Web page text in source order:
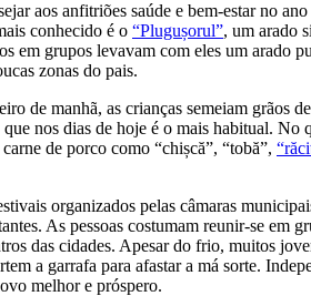
aos anfitriões saúde e bem-estar no
conhecido é o “Plugușorul”, um arado
em grupos levavam com eles um arado
zonas do pais.
de manhã, as crianças semeiam grãos
nos dias de hoje é o mais habitual. No
de porco como “chișcă”, “tobă”,
organizados pelas câmaras
As pessoas costumam reunir-se em
das cidades. Apesar do frio, muitos
a garrafa para afastar a má sorte.
melhor e próspero.